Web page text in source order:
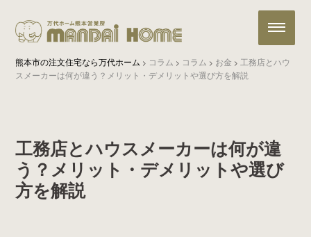
熊本市の注文住宅なら万代ホーム > コラム > コラム > お金 >工務店とハウ
スメーカーは何が違う？メリット・デメリットや選び方を解説
工務店とハウスメーカーは何が違
う？メリット・デメリットや選び
方を解説